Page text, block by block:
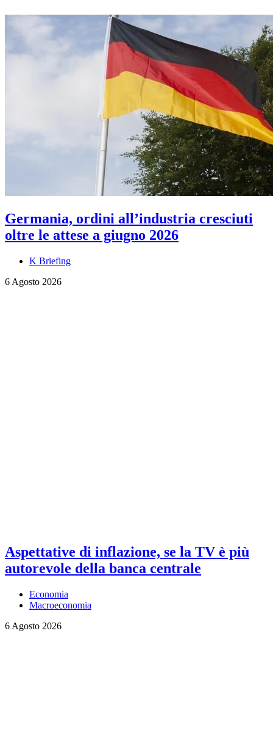
Germania, ordini all’industria cresciuti
oltre le attese a giugno 2026
K Briefing
6 Agosto 2026
Aspettative di inflazione, se la TV è più
autorevole della banca centrale
Economia
Macroeconomia
6 Agosto 2026